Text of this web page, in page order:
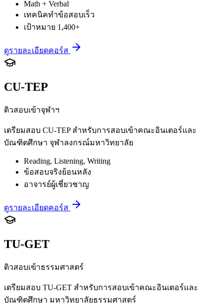
Math + Verbal
เทคนิคทำข้อสอบเร็ว
เป้าหมาย 1,400+
ดูรายละเอียดคอร์ส
CU-TEP
ติวสอบเข้าจุฬาฯ
เตรียมสอบ CU-TEP สำหรับการสอบเข้าคณะอินเตอร์และ
บัณฑิตศึกษา จุฬาลงกรณ์มหาวิทยาลัย
Reading, Listening, Writing
ข้อสอบจริงย้อนหลัง
อาจารย์ผู้เชี่ยวชาญ
ดูรายละเอียดคอร์ส
TU-GET
ติวสอบเข้าธรรมศาสตร์
เตรียมสอบ TU-GET สำหรับการสอบเข้าคณะอินเตอร์และ
บัณฑิตศึกษา มหาวิทยาลัยธรรมศาสตร์